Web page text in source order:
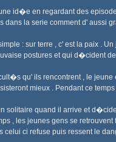
id�e en regardant des
dans la serie comment d' aussi
: sur terre , c' est la paix .
postures et qui d�cident
qu' ils rencontrent , le
mieux . Pendant ce
solitaire quand il arrive et
, les jeunes gens se
celui ci refuse puis ressent le